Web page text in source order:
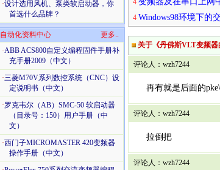
·设计选用风机、泵类软启动器，你
首选什么品牌？
自动化资料中心
更多..
·ABB ACS800自定义编程固件手册补
充手册2009（中文）
·三菱M70V系列数控系统（CNC）设
定说明书（中文）
·罗克韦尔（AB）SMC-50 软启动器
（目录号：150）用户手册（中
文）
·西门子MICROMASTER 420变频器
操作手册（中文）
4
4 Windows98环境下的
关于《丹佛斯VLT变频器
评论人：wzh7244
再有就是后面的
评论人：wzh7244
拉倒把
评论人：wzh7244